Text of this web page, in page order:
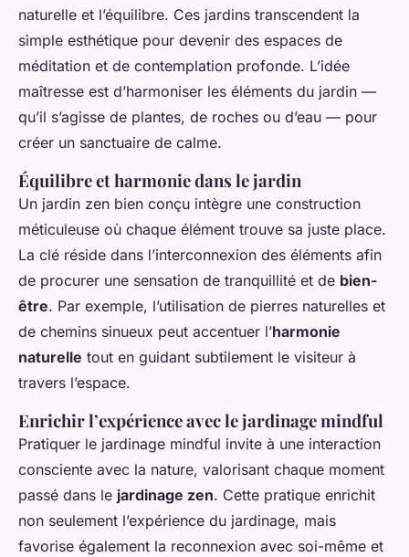
naturelle et l’équilibre. Ces jardins transcendent la
simple esthétique pour devenir des espaces de
méditation et de contemplation profonde. L’idée
maîtresse est d’harmoniser les éléments du jardin —
qu’il s’agisse de plantes, de roches ou d’eau — pour
créer un sanctuaire de calme.
Équilibre et harmonie dans le jardin
Un jardin zen bien conçu intègre une construction
méticuleuse où chaque élément trouve sa juste place.
La clé réside dans l’interconnexion des éléments afin
de procurer une sensation de tranquillité et de bien-
être. Par exemple, l’utilisation de pierres naturelles et
de chemins sinueux peut accentuer l’harmonie
naturelle tout en guidant subtilement le visiteur à
travers l’espace.
Enrichir l’expérience avec le jardinage mindful
Pratiquer le jardinage mindful invite à une interaction
consciente avec la nature, valorisant chaque moment
passé dans le jardinage zen. Cette pratique enrichit
non seulement l’expérience du jardinage, mais
favorise également la reconnexion avec soi-même et